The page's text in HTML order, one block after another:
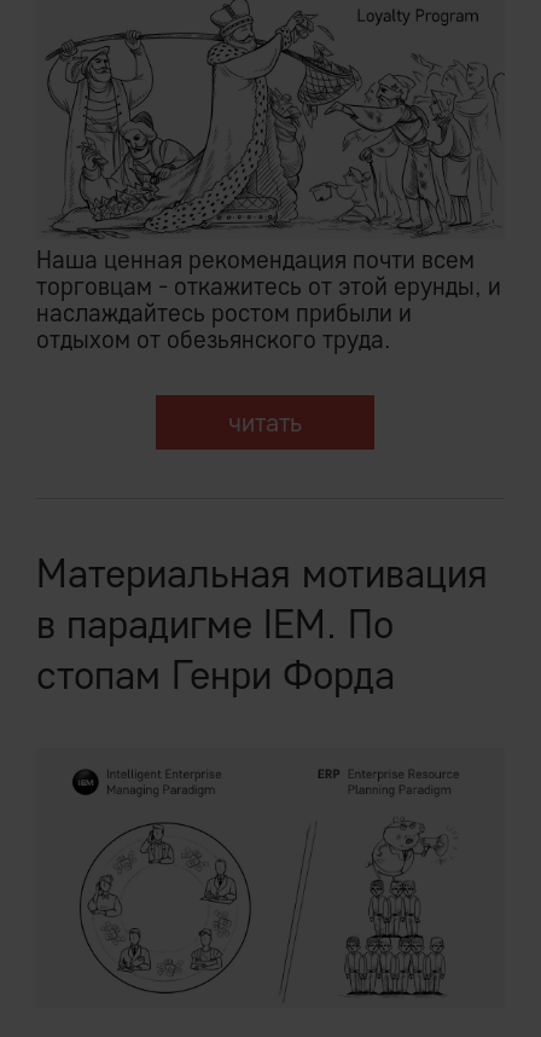
Наша ценная рекомендация почти всем
торговцам - откажитесь от этой ерунды, и
наслаждайтесь ростом прибыли и
отдыхом от обезьянского труда.
читать
Материальная мотивация
в парадигме IEM. По
стопам Генри Форда